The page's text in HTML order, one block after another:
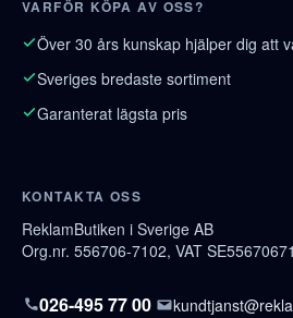
VARFÖR KÖPA AV OSS?
Över 30 års kunskap hjälper dig att
Sveriges bredaste sortiment
Garanterat lägsta pris
KONTAKTA OSS
ReklamButiken i Sverige AB
Org.nr. 556706-7102, VAT
026-495 77 00